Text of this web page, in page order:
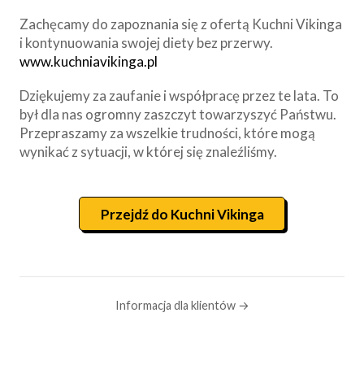
Zachęcamy do zapoznania się z ofertą Kuchni Vikinga
i kontynuowania swojej diety bez przerwy.
www.kuchniavikinga.pl
Dziękujemy za zaufanie i współpracę przez te lata. To
był dla nas ogromny zaszczyt towarzyszyć Państwu.
Przepraszamy za wszelkie trudności, które mogą
wynikać z sytuacji, w której się znaleźliśmy.
Przejdź do Kuchni Vikinga
Informacja dla klientów →